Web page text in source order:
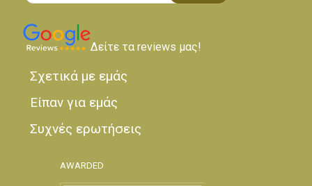
Δείτε τα reviews μας!
Σχετικά με εμάς
Είπαν για εμάς
Συχνές ερωτήσεις
AWARDED